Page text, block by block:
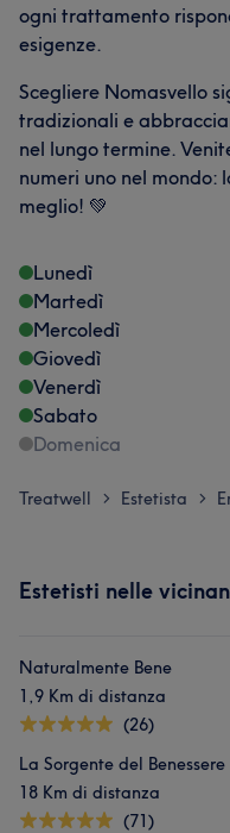
ogni trattamento
esigenze.
Scegliere Nomasvello
tradizionali e
nel lungo termine.
numeri uno nel mondo:
meglio! 💚
Lunedì
Martedì
Mercoledì
Giovedì
Venerdì
Sabato
Domenica
Treatwell > Estetista >
Estetisti nelle
Naturalmente Bene
1,9 Km di distanza
(26)
La Sorgente del Benessere
18 Km di distanza
(71)